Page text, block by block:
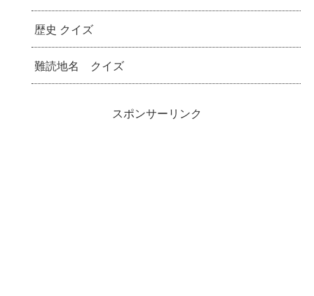
歴史 クイズ
難読地名 クイズ
スポンサーリンク